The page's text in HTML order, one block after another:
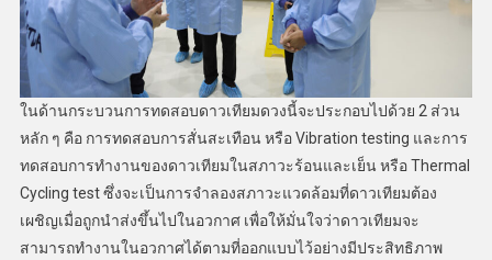
ในด้านกระบวนการทดสอบดาวเทียมดวงนี้จะประกอบไปด้วย 2 ส่วน
หลัก ๆ คือ การทดสอบการสั่นสะเทือน หรือ Vibration testing และการ
ทดสอบการทำงานของดาวเทียมในสภาวะร้อนและเย็น หรือ Thermal
Cycling test ซึ่งจะเป็นการจำลองสภาวะแวดล้อมที่ดาวเทียมต้อง
เผชิญเมื่อถูกนำส่งขึ้นไปในอวกาศ เพื่อให้มั่นใจว่าดาวเทียมจะ
สามารถทำงานในอวกาศได้ตามที่ออกแบบไว้อย่างมีประสิทธิภาพ